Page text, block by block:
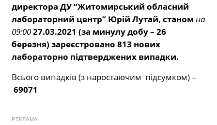
директора ДУ “Житомирський обласний
лабораторний центр” Юрій Лутай, станом на
09:0027.03.2021 (за минулу добу – 26
березня) зареєстровано 813 нових
лабораторно підтверджених випадки.
Всього випадків (з наростаючим підсумком) –
69071
РЕКЛАМА